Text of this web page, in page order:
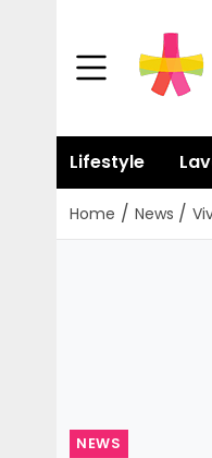
Lifestyle
Home / News /
NEWS